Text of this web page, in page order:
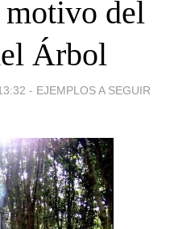
motivo del
Árbol
- EJEMPLOS A SEGUIR